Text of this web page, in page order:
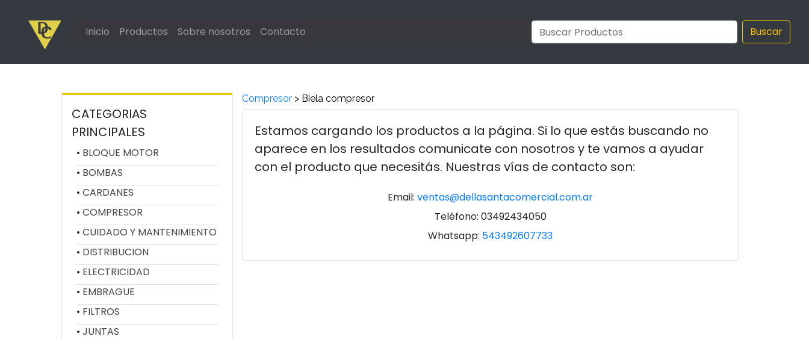
Inicio Productos Sobre nosotros Contacto Buscar
CATEGORIAS
PRINCIPALES
BLOQUE MOTOR
BOMBAS
CARDANES
COMPRESOR
CUIDADO Y MANTENIMIENTO
DISTRIBUCION
ELECTRICIDAD
EMBRAGUE
FILTROS
JUNTAS
Compresor > Biela compresor
Estamos cargando los productos a la página. Si lo que estás buscando no
aparece en los resultados comunicate con nosotros y te vamos a ayudar
con el producto que necesitás. Nuestras vías de contacto son:
Email: ventas@dellasantacomercial.com.ar
Teléfono: 03492434050
Whatsapp: 543492607733